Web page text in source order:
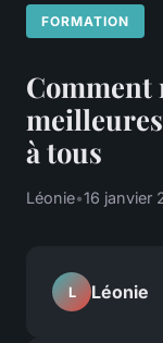
FORMATION
Comment
à tous
Léonie•16 janvier
L Léonie